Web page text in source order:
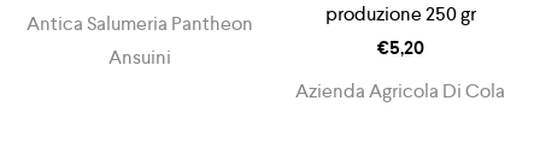
Antica Salumeria Pantheon
Ansuini
produzione 250 gr
€5,20
Azienda Agricola Di Cola